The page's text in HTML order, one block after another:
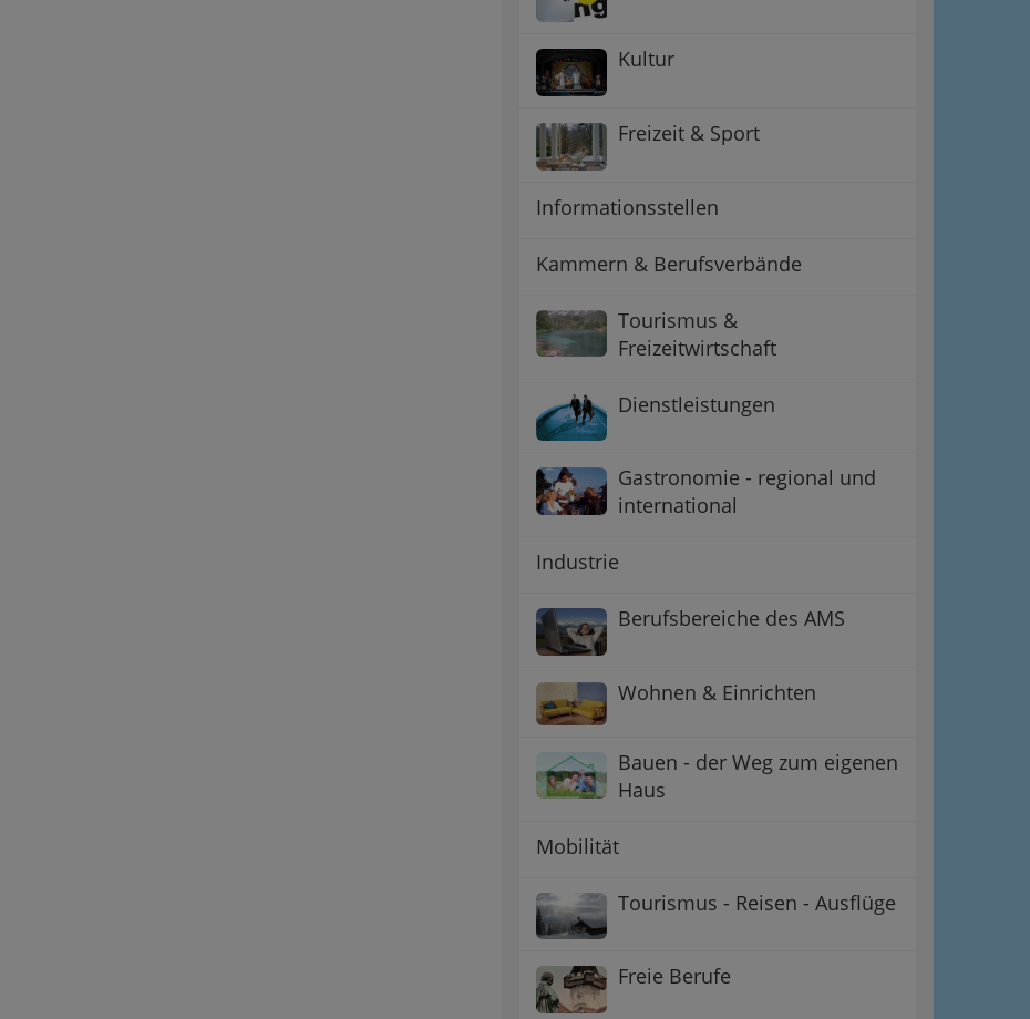
Kultur
Freizeit & Sport
Informationsstellen
Kammern & Berufsverbände
Tourismus &
Freizeitwirtschaft
Dienstleistungen
Gastronomie - regional und
international
Industrie
Berufsbereiche des AMS
Wohnen & Einrichten
Bauen - der Weg zum eigenen
Haus
Mobilität
Tourismus - Reisen - Ausflüge
Freie Berufe